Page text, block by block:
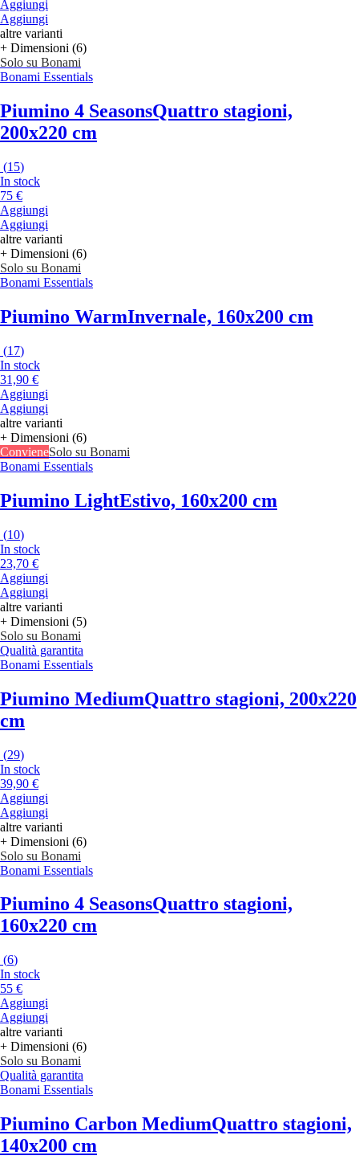
Aggiungi
Aggiungi
altre varianti
+ Dimensioni (6)
Solo su Bonami
Bonami Essentials
Piumino 4 SeasonsQuattro stagioni,
200x220 cm
(15)
In stock
75 €
Aggiungi
Aggiungi
altre varianti
+ Dimensioni (6)
Solo su Bonami
Bonami Essentials
Piumino WarmInvernale, 160x200 cm
(17)
In stock
31,90 €
Aggiungi
Aggiungi
altre varianti
+ Dimensioni (6)
ConvieneSolo su Bonami
Bonami Essentials
Piumino LightEstivo, 160x200 cm
(10)
In stock
23,70 €
Aggiungi
Aggiungi
altre varianti
+ Dimensioni (5)
Solo su Bonami
Qualità garantita
Bonami Essentials
Piumino MediumQuattro stagioni, 200x220
cm
(29)
In stock
39,90 €
Aggiungi
Aggiungi
altre varianti
+ Dimensioni (6)
Solo su Bonami
Bonami Essentials
Piumino 4 SeasonsQuattro stagioni,
160x220 cm
(6)
In stock
55 €
Aggiungi
Aggiungi
altre varianti
+ Dimensioni (6)
Solo su Bonami
Qualità garantita
Bonami Essentials
Piumino Carbon MediumQuattro stagioni,
140x200 cm